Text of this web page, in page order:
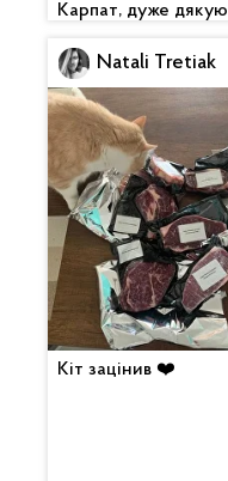
Карпат, дуже дякую
Кіт зацінив ❤️
Natali Tretiak